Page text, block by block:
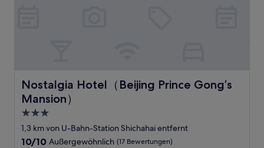
Nostalgia Hotel（Beijing Prince Gong’s
Mansion）
Nostalgia Hotel（Beijing Prince Gong’s Mansion）
3.0-
Sterne-
Unterkunft
1,3 km von U-Bahn-Station Shichahai entfernt
10.0
10/10 Außergewöhnlich (17 Bewertungen)